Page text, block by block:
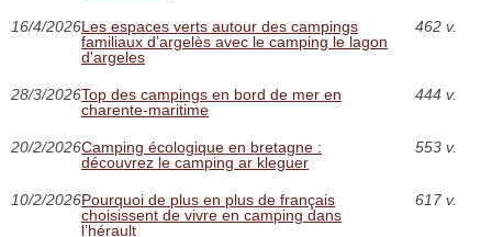
16/4/2026Les espaces verts autour des campings
familiaux d’argelès avec le camping le lagon
d'argeles
462 v.
28/3/2026Top des campings en bord de mer en
charente-maritime
444 v.
20/2/2026Camping écologique en bretagne :
découvrez le camping ar kleguer
553 v.
10/2/2026Pourquoi de plus en plus de français
choisissent de vivre en camping dans
l’hérault
617 v.